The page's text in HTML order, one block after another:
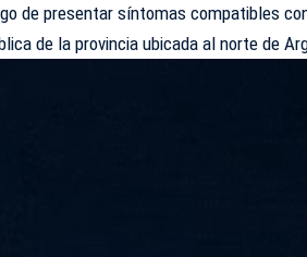
de presentar síntomas compatibles
de la provincia ubicada al norte de